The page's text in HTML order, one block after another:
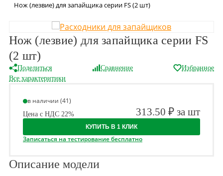
Нож (лезвие) для запайщика серии FS (2 шт)
Нож (лезвие) для запайщика серии FS
(2 шт)
Поделиться Сравнение
Избранное
Все характеритики
в наличии (41)
Цена с НДС 22% 313.50 ₽ за шт
КУПИТЬ В 1 КЛИК
Записаться на тестирование бесплатно
Описание модели